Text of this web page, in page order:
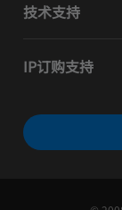
技术支持
IP订购支持